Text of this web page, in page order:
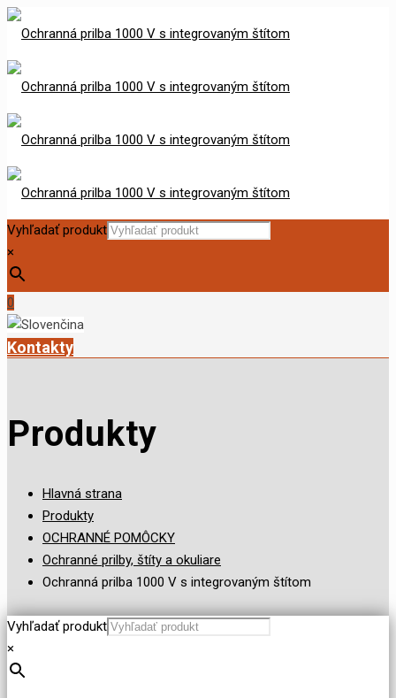
Vyhľadať produkt
×
0
Kontakty
Produkty
Hlavná strana
Produkty
OCHRANNÉ POMÔCKY
Ochranné prilby, štíty a okuliare
Ochranná prilba 1000 V s integrovaným štítom
Vyhľadať produkt
×